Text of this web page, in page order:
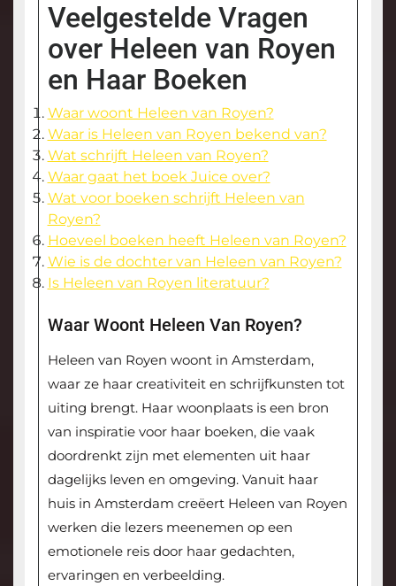
Veelgestelde Vragen
over Heleen van Royen
en Haar Boeken
Waar woont Heleen van Royen?
Waar is Heleen van Royen bekend van?
Wat schrijft Heleen van Royen?
Waar gaat het boek Juice over?
Wat voor boeken schrijft Heleen van
Royen?
Hoeveel boeken heeft Heleen van Royen?
Wie is de dochter van Heleen van Royen?
Is Heleen van Royen literatuur?
Waar Woont Heleen Van Royen?
Heleen van Royen woont in Amsterdam,
waar ze haar creativiteit en schrijfkunsten tot
uiting brengt. Haar woonplaats is een bron
van inspiratie voor haar boeken, die vaak
doordrenkt zijn met elementen uit haar
dagelijks leven en omgeving. Vanuit haar
huis in Amsterdam creëert Heleen van Royen
werken die lezers meenemen op een
emotionele reis door haar gedachten,
ervaringen en verbeelding.